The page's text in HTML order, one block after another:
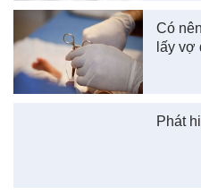
việc “yêu” lặp lại nhiều
đều giảm dần.
- Nguy cơ vô sinh:
hệ quá nhiều khiến cho
được cung cấp đầy đủ